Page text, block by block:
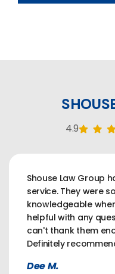
4.9
Shouse Law Group
service. They were
knowledgeable
helpful with any
can't thank them
Definitely
Dee M.